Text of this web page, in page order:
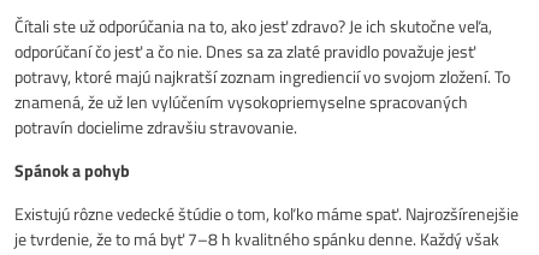
Čítali ste už odporúčania na to, ako jesť zdravo? Je ich skutočne veľa,
odporúčaní čo jesť a čo nie. Dnes sa za zlaté pravidlo považuje jesť
potravy, ktoré majú najkratší zoznam ingrediencií vo svojom zložení. To
znamená, že už len vylúčením vysokopriemyselne spracovaných
potravín docielime zdravšiu stravovanie.
Spánok a pohyb
Existujú rôzne vedecké štúdie o tom, koľko máme spať. Najrozšírenejšie
je tvrdenie, že to má byť 7–8 h kvalitného spánku denne. Každý však